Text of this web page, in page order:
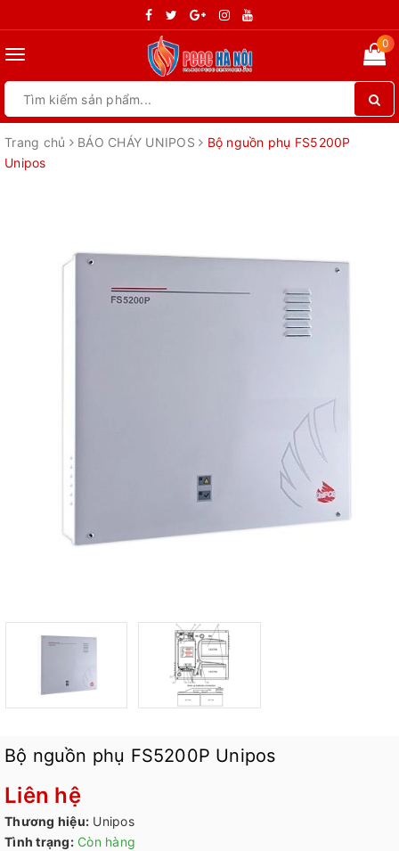
Toggle
0
Trang chủ BÁO CHÁY UNIPOS
Bộ nguồn phụ FS5200P
Unipos
Bộ nguồn phụ FS5200P Unipos
Liên hệ
Thương hiệu: Unipos
Tình trạng: Còn hàng